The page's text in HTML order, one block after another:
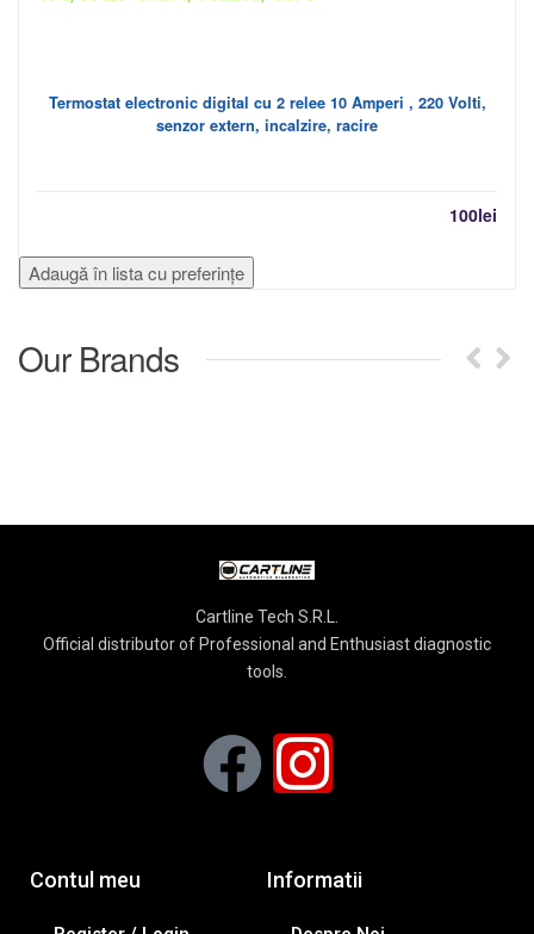
Termostat electronic digital cu 2 relee 10 Amperi , 220 Volti,
senzor extern, incalzire, racire
100lei
Adaugă în lista cu preferințe
Our Brands
Cartline Tech S.R.L.
Official distributor of Professional and Enthusiast diagnostic
tools.
Contul meu Informatii